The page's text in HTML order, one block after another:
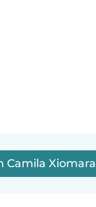
Camila Xiomara